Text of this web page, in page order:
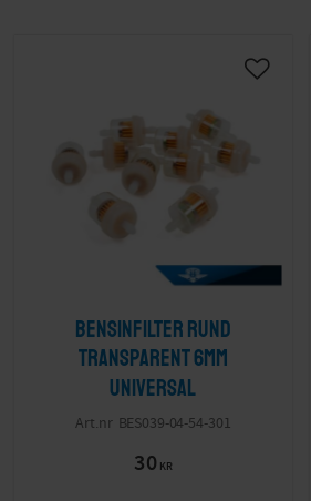
Bensinfilter rund
transparent 6mm
Universal
BES039-04-54-301
30 KR